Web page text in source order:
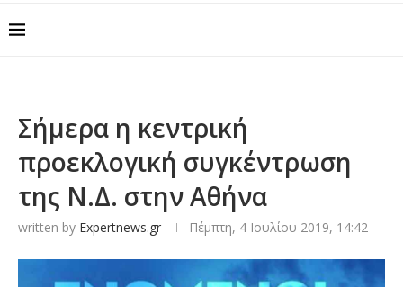
Σήμερα η κεντρική
προεκλογική συγκέντρωση
της Ν.Δ. στην Αθήνα
written by Expertnews.gr Πέμπτη, 4 Ιουλίου 2019, 14:42